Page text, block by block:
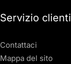
Servizio clienti
Contattaci
Mappa del sito